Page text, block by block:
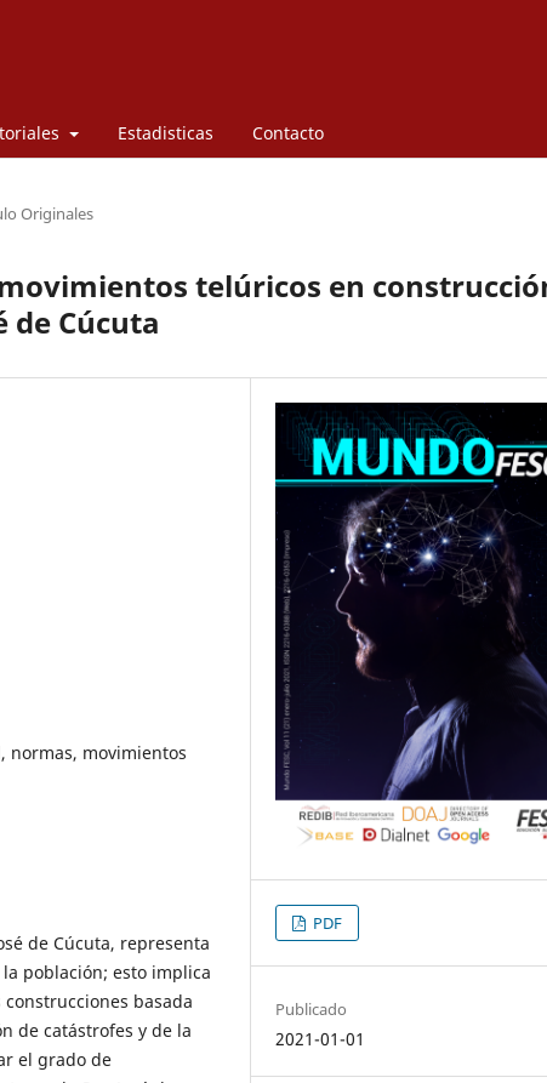
Estadisticas Contacto
Originales
telúricos en
de Cúcuta
normas, movimientos
de Cúcuta, representa
población; esto implica
basada
de catástrofes y de la
el grado de
PDF
Publicado
2021-01-01